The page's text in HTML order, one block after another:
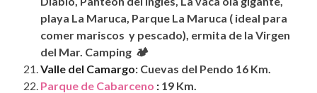
playa La Maruca, Parque La Maruca ( ideal para
comer mariscos y pescado), ermita de la Virgen
del Mar. Camping 🏕
Valle del Camargo: Cuevas del Pendo 16 Km.
Parque de Cabarceno : 19 Km.